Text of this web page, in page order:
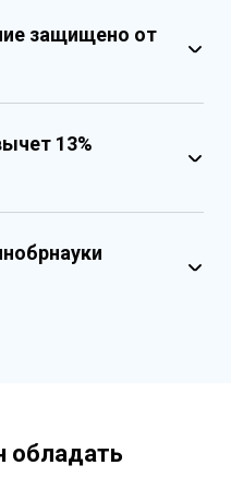
защищено от
реестровыми
13%
обладать